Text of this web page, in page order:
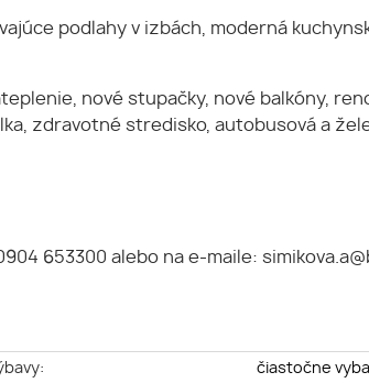
podlahy v izbách, moderná
nové stupačky, nové balkóny,
zdravotné stredisko, autobusová a
653300 alebo na e-maile:
čiastočne